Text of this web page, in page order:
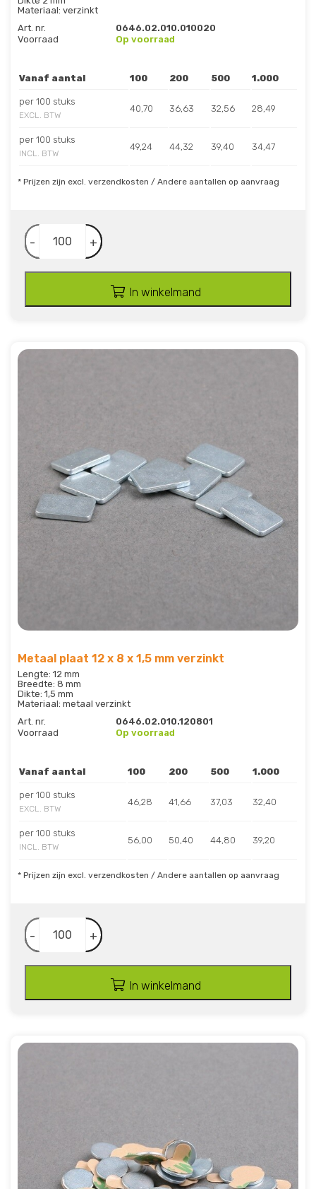
Materiaal: verzinkt
Art. nr.
0646.02.010.010020
Voorraad
Op voorraad
Vanaf aantal 100 200 500 1.000
per 100 stuks
EXCL. BTW
40,70 36,63 32,56 28,49
per 100 stuks
INCL. BTW
49,24 44,32 39,40 34,47
* Prijzen zijn excl. verzendkosten / Andere aantallen op aanvraag
- +
In winkelmand
Metaal plaat 12 x 8 x 1,5 mm verzinkt
Lengte: 12 mm
Breedte: 8 mm
Dikte: 1,5 mm
Materiaal: metaal verzinkt
Art. nr.
0646.02.010.120801
Voorraad
Op voorraad
Vanaf aantal 100 200 500 1.000
per 100 stuks
EXCL. BTW
46,28 41,66 37,03 32,40
per 100 stuks
INCL. BTW
56,00 50,40 44,80 39,20
* Prijzen zijn excl. verzendkosten / Andere aantallen op aanvraag
- +
In winkelmand